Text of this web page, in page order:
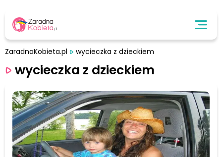
ZaradnaKobieta.pl wycieczka z dzieckiem
wycieczka z dzieckiem